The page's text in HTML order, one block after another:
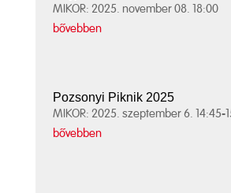
MIKOR: 2025. november 08. 18:00
bővebben
Pozsonyi Piknik 2025
MIKOR: 2025. szeptember 6. 14:45-
bővebben